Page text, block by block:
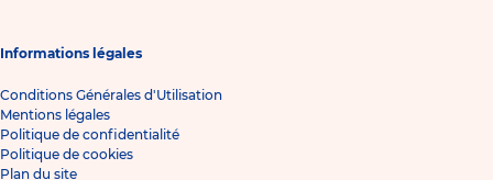
Informations légales
Conditions Générales d'Utilisation
Mentions légales
Politique de confidentialité
Politique de cookies
Plan du site